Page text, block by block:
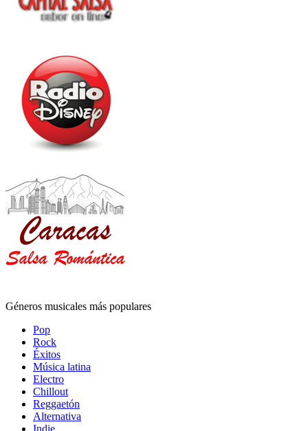
Géneros musicales más populares
Pop
Rock
Éxitos
Música latina
Electro
Chillout
Reggaetón
Alternativa